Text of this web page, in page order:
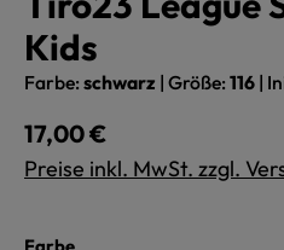
Kids
Farbe: schwarz | Größe: 116 |
Regulärer Preis:
17,00 €
Preise inkl. MwSt. zzgl.
auswählen